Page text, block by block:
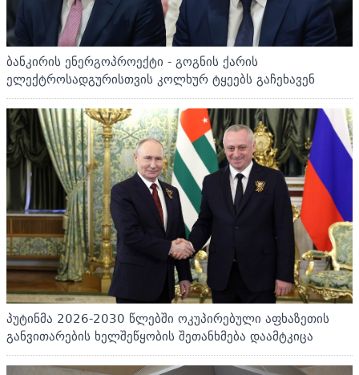
ბანკირის ენერგოპროექტი - გოგნის ქარის
ელექტროსადგურისთვის კოლხურ ტყეებს გაჩეხავენ
პუტინმა 2026-2030 წლებში ოკუპირებული აფხაზეთის
განვითარების ხელშეწყობის შეთანხმება დაამტკიცა